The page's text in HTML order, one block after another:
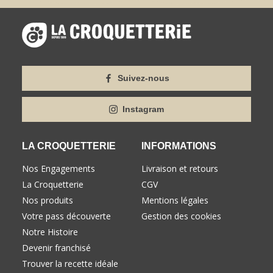
Suivez-nous
Instagram
LA CROQUETTERIE
Nos Engagements
La Croquetterie
Nos produits
Votre pass découverte
Notre Histoire
Devenir franchisé
Trouver la recette idéale
INFORMATIONS
Livraison et retours
CGV
Mentions légales
Gestion des cookies